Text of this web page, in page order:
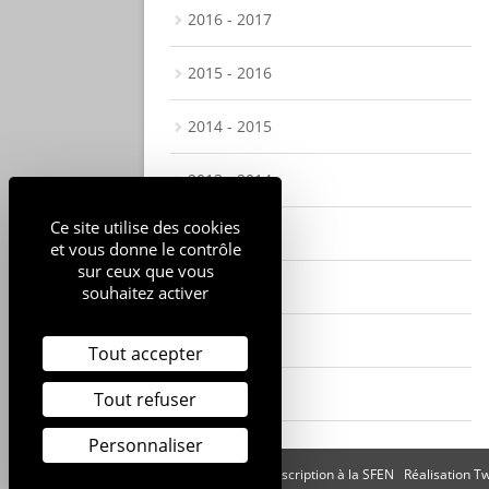
2016 - 2017
2015 - 2016
2014 - 2015
2013 - 2014
2012 - 2013
2011 - 2012
2010 - 2011
2009 - 2010
Inscription à la SFEN Réalisation
Ce site utilise des cookies
et vous donne le contrôle
sur ceux que vous
souhaitez activer
Tout accepter
Tout refuser
Personnaliser